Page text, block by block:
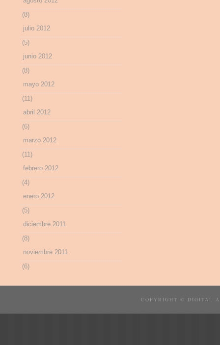
(8)
julio 2012
(5)
junio 2012
(8)
mayo 2012
(11)
abril 2012
(6)
marzo 2012
(11)
febrero 2012
(4)
enero 2012
(5)
diciembre 2011
(8)
noviembre 2011
(6)
COPYRIGHT © DIGITAL